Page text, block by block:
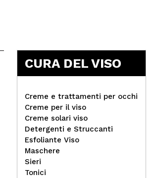
Skin79 - *Cicapine* - Siero
viso Intense Relief
CURA DEL VISO
Creme e trattamenti per occhi
Creme per il viso
Creme solari viso
Detergenti e Struccanti
Esfoliante Viso
Maschere
Sieri
Tonici